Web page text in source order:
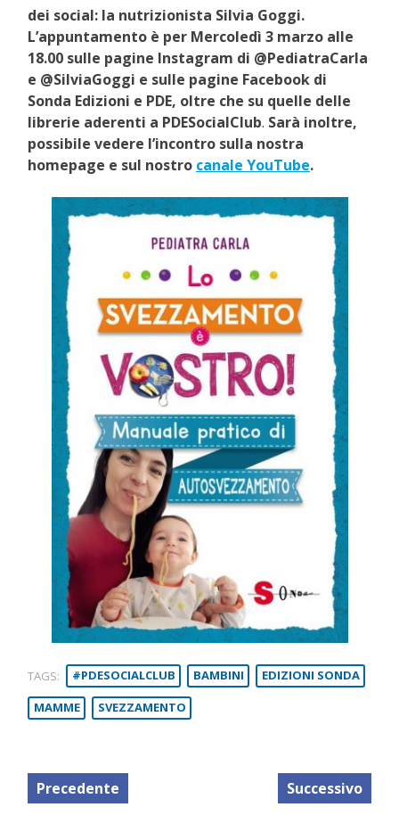
dei social: la nutrizionista Silvia Goggi.
L’appuntamento è per Mercoledì 3 marzo alle
18.00 sulle pagine Instagram di @PediatraCarla
e @SilviaGoggi e sulle pagine Facebook di
Sonda Edizioni e PDE, oltre che su quelle delle
librerie aderenti a PDESocialClub. Sarà inoltre,
possibile vedere l’incontro sulla nostra
homepage e sul nostro canale YouTube.
TAGS: #PDESOCIALCLUB BAMBINI
EDIZIONI SONDA
MAMME
SVEZZAMENTO
Precedente Successivo